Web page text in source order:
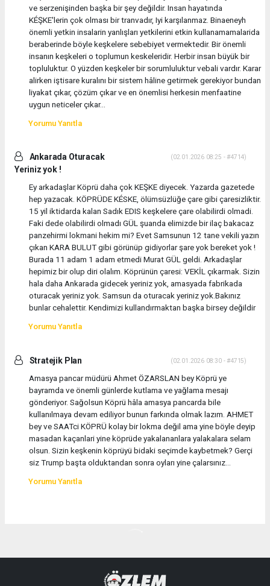
ve serzenişinden başka bir şey değildir. Insan hayatında
KÉŞKE'lerin çok olması bir tranvadır, Iyi karşılanmaz. Binaeneyh
önemli yetkin insalarin yanlışları yetkilerini etkin kullanamamalarida
beraberinde böyle keşkelere sebebiyet vermektedir. Bir önemli
insanın keşkeleri o toplumun keskeleridir. Herbir insan büyük bir
topluluktur. O yüzden keşkeler bir sorumluluktur vebali vardır. Karar
alirken iştisare kuralını bir sistem hâline getirmek gerekiyor bundan
liyakat çıkar, çözüm çıkar ve en önemlisi herkesin menfaatine
uygun neticeler çıkar...
Yorumu Yanıtla
Ankarada Oturacak
Yeriniz yok !
(02.01.2026 08:25 - #4714)
Ey arkadaşlar Köprü daha çok KEŞKE diyecek. Yazarda gazetede
hep yazacak. KÖPRÜDE KÉSKE, ölümsüzlüğe çare gibi çaresizliktir.
15 yil iktidarda kalan Sadık EDIS keşkelere çare olabilirdi olmadi.
Faki dede olabilirdi olmadı GÜL şuanda elimizde bir ilaç bakacaz
panzehirmi lokmani hekim mi? Evet Samsunun 12 tane vekili yazın
çıkan KARA BULUT gibi görünüp gidiyorlar şare yok bereket yok !
Burada 11 adam 1 adam etmedi Murat GÜL geldi. Arkadaşlar
hepimiz bir olup diri olalım. Köprünün çaresi: VEKİL çıkarmak. Sizin
hala daha Ankarada gidecek yeriniz yok, amasyada fabrikada
oturacak yeriniz yok. Samsun da oturacak yeriniz yok.Bakınız
bunlar cehalettir. Kendimizi kullandırmaktan başka birsey değildir
Yorumu Yanıtla
Stratejik Plan (02.01.2026 08:30 - #4715)
Amasya pancar müdürü Ahmet ÖZARSLAN bey Köprü ye
bayramda ve önemli günlerde kutlama ve yağlama mesajı
gönderiyor. Sağolsun Köprü hâla amasya pancarda bile
kullanılmaya devam ediliyor bunun farkında olmak lazım. AHMET
bey ve SAATci KÖPRÜ kolay bir lokma değil ama yine böyle deyip
masadan kaçanlari yine köprüde yakalananlara yalakalara selam
olsun. Sizin keşkenin köprüyü bidaki seçimde kaybetmek? Gerçi
siz Trump başta olduktandan sonra oyları yine çalarsınız...
Yorumu Yanıtla